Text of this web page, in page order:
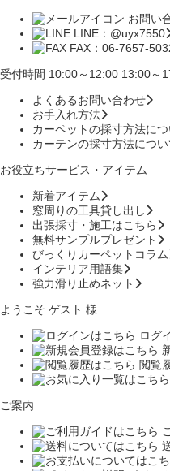
お問い
LINE：@uyx7550
FAX：06-7657-
受付時間 10:00～12:00 13:00～
よくあるお問い合わせ
お手入れ方法
カーペットの採寸方法に
カーテンの採寸方法につい
お役立ちサービス・アイテム
新着アイテム
窓周りの工具貸し出し
出張採寸・施工はこちら
無料サンプルプレゼント
びっくりカーペットコラム
インテリア用語集
強力滑り止めネット
ようこそ ゲスト 様
ログ
閲覧
ご案内